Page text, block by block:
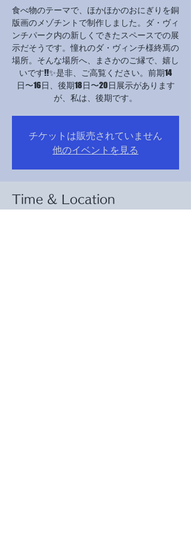
食べ物のテーマで、ほかほかのおにぎりを銅
版画のメゾチントで制作しました。ダ・ヴィ
ンチパーク内の新しくできたスペースでの展
示だそうです。憧れのダ・ヴィンチ様終焉の
場所。そんな場所へ、まさかのご縁で、嬉し
いです!!✨是非、ご高覧ください。前期14
日〜16日、後期18日〜20日展示があります
が、私は、後期です。
チケットは販売されていません
他のイベントを見る
Time & Location